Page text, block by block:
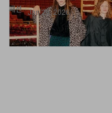
패션 Jan 29, 2026